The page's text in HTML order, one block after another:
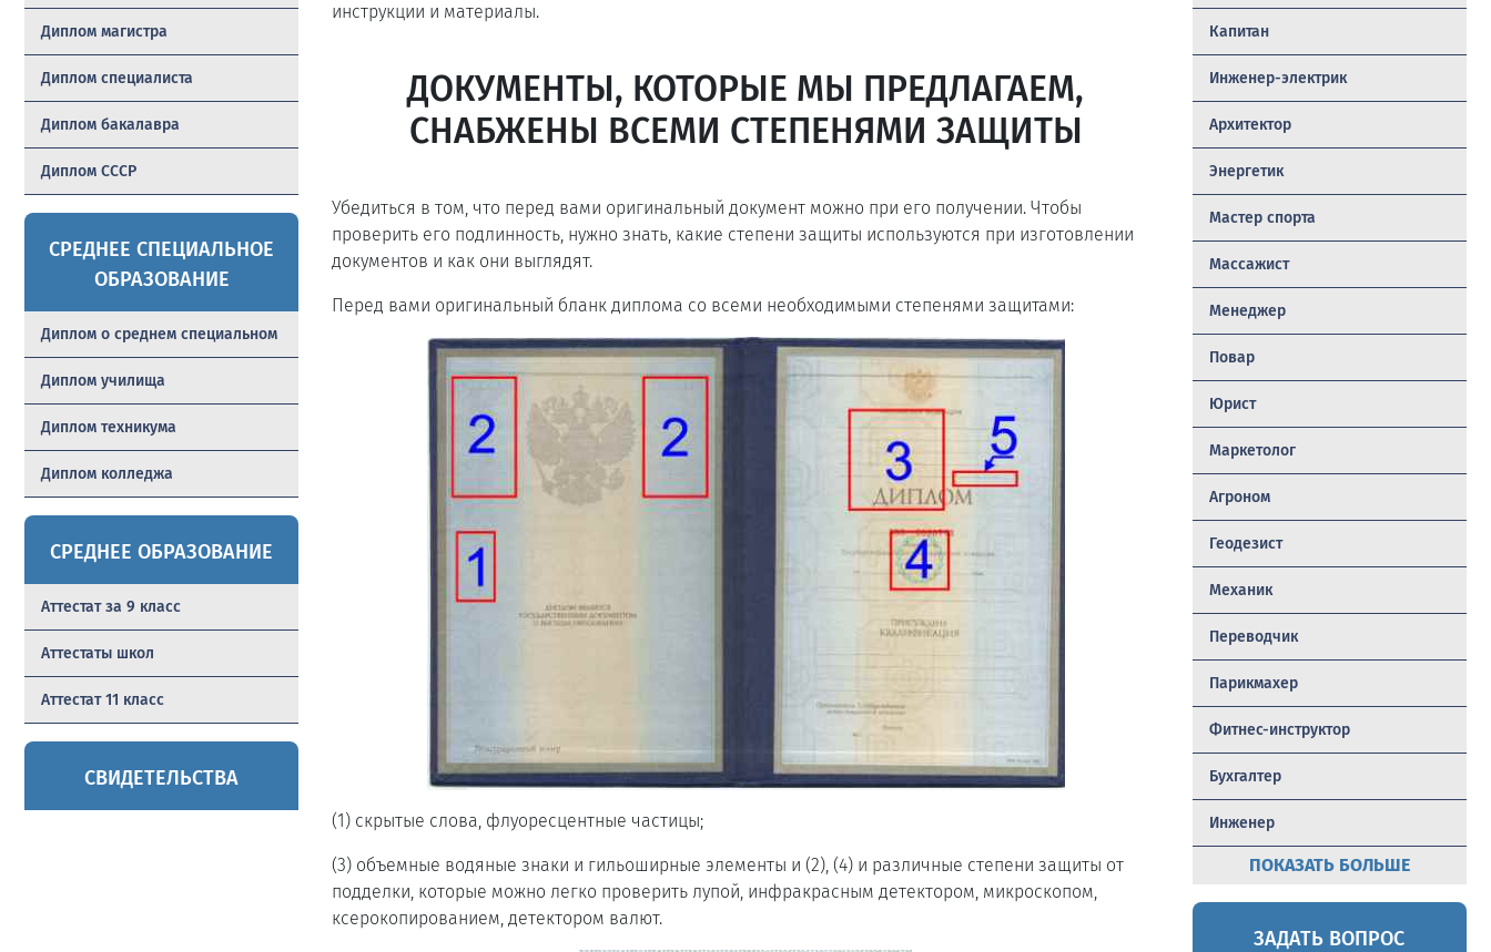
Диплом магистра
Диплом специалиста
Диплом бакалавра
Диплом СССР
СРЕДНЕЕ СПЕЦИАЛЬНОЕ
ОБРАЗОВАНИЕ
Диплом о среднем специальном
Диплом училища
Диплом техникума
Диплом колледжа
СРЕДНЕЕ ОБРАЗОВАНИЕ
Аттестат за 9 класс
Аттестаты школ
Аттестат 11 класс
СВИДЕТЕЛЬСТВА
инструкции и материалы.
ДОКУМЕНТЫ, КОТОРЫЕ МЫ ПРЕДЛАГАЕМ,
СНАБЖЕНЫ ВСЕМИ СТЕПЕНЯМИ ЗАЩИТЫ
Убедиться в том, что перед вами оригинальный документ можно при его получении. Чтобы
проверить его подлинность, нужно знать, какие степени защиты используются при изготовлении
документов и как они выглядят.
Перед вами оригинальный бланк диплома со всеми необходимыми степенями защитами:
(1) скрытые слова, флуоресцентные частицы;
(3) объемные водяные знаки и гильоширные элементы и (2), (4) и различные степени защиты от
подделки, которые можно легко проверить лупой, инфракрасным детектором, микроскопом,
ксерокопированием, детектором валют.
Капитан
Инженер-электрик
Архитектор
Энергетик
Мастер спорта
Массажист
Менеджер
Повар
Юрист
Маркетолог
Агроном
Геодезист
Механик
Переводчик
Парикмахер
Фитнес-инструктор
Бухгалтер
Инженер
ПОКАЗАТЬ БОЛЬШЕ
ЗАДАТЬ ВОПРОС